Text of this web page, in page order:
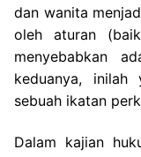
dan wanita
oleh aturan
menyebabkan
keduanya, inilah
sebuah ikatan
Dalam kajian